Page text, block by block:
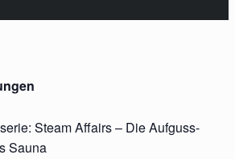
Steam Affairs – Die Aufguss-
Sauna